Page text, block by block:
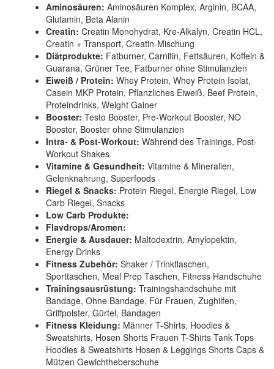
Aminosäuren: Aminosäuren Komplex, Arginin, BCAA,
Glutamin, Beta Alanin
Creatin: Creatin Monohydrat, Kre-Alkalyn, Creatin HCL,
Creatin + Transport, Creatin-Mischung
Diätprodukte: Fatburner, Carnitin, Fettsäuren, Koffein &
Guarana, Grüner Tee, Fatburner ohne Stimulanzien
Eiweiß / Protein: Whey Protein, Whey Protein Isolat,
Casein MKP Protein, Pflanzliches Eiweiß, Beef Protein,
Proteindrinks, Weight Gainer
Booster: Testo Booster, Pre-Workout Booster, NO
Booster, Booster ohne Stimulanzien
Intra- & Post-Workout: Während des Trainings, Post-
Workout Shakes
Vitamine & Gesundheit: Vitamine & Mineralien,
Gelenknahrung, Superfoods
Riegel & Snacks: Protein Riegel, Energie Riegel, Low
Carb Riegel, Snacks
Low Carb Produkte:
Flavdrops/Aromen:
Energie & Ausdauer: Maltodextrin, Amylopektin,
Energy Drinks
Fitness Zubehör: Shaker / Trinkflaschen,
Sporttaschen, Meal Prep Taschen, Fitness Handschuhe
Trainingsausrüstung: Trainingshandschuhe mit
Bandage, Ohne Bandage, Für Frauen, Zughilfen,
Griffpolster, Gürtel, Bandagen
Fitness Kleidung: Männer T-Shirts, Hoodies &
Sweatshirts, Hosen Shorts Frauen T-Shirts Tank Tops
Hoodies & Sweatshirts Hosen & Leggings Shorts Caps &
Mützen Gewichtheberschuhe